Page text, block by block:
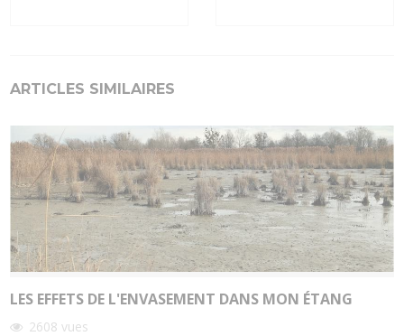
ARTICLES SIMILAIRES
LES EFFETS DE L'ENVASEMENT DANS MON ÉTANG
2608vues